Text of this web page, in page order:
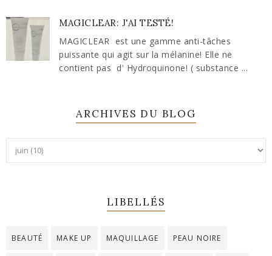
MAGICLEAR: J'AI TESTÉ!
MAGICLEAR est une gamme anti-tâches
puissante qui agit sur la mélanine! Elle ne
contient pas d' Hydroquinone! ( substance ...
ARCHIVES DU BLOG
LIBELLÉS
BEAUTÉ MAKE UP MAQUILLAGE PEAU NOIRE